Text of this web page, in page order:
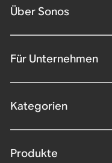
Über Sonos
Für Unternehmen
Kategorien
Produkte